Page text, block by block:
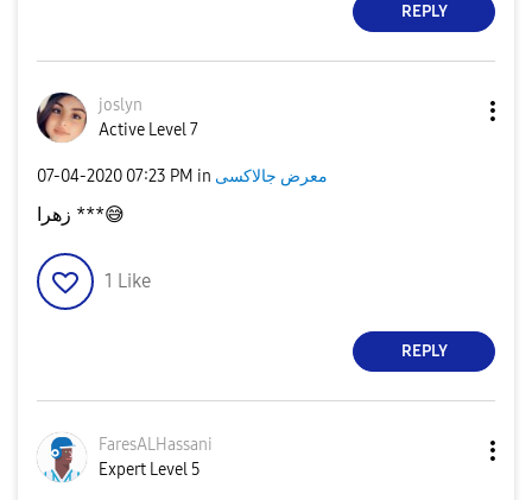
REPLY
joslyn
Active Level 7
‎07-04-2020 07:23 PM in معرض جالاكسى
زهرا ***😅
1 Like
REPLY
FaresALHassani
Expert Level 5